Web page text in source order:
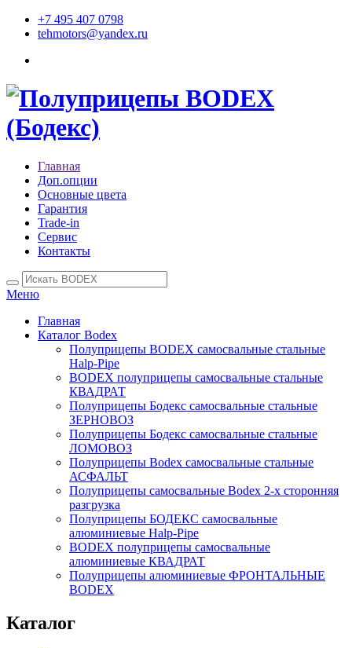
+7 495 407 0798
tehmotors@yandex.ru
Главная
Доп.опции
Основные цвета
Гарантия
Trade-in
Сервис
Контакты
Меню
Главная
Каталог Bodex
Полуприцепы BODEX самосвальные стальные
Нalp-Pipe
BODEX полуприцепы самосвальные стальные
КВАДРАТ
Полуприцепы Бодекс самосвальные стальные
ЗЕРНОВОЗ
Полуприцепы Бодекс самосвальные стальные
ЛОМОВОЗ
Полуприцепы Bodex самосвальные стальные
АСФАЛЬТ
Полуприцепы самосвальные Bodex 2-х сторонняя
разгрузка
Полуприцепы БОДЕКС самосвальные
алюминиевые Нalp-Pipe
BODEX полуприцепы самосвальные
алюминиевые КВАДРАТ
Полуприцепы алюминиевые ФРОНТАЛЬНЫЕ
BODEX
Каталог